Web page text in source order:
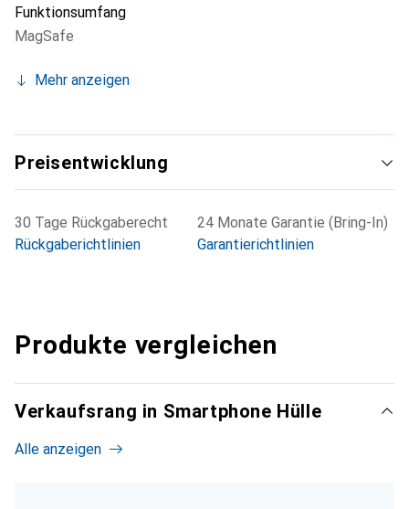
Funktionsumfang
MagSafe
Mehr anzeigen
Preisentwicklung
30 Tage Rückgaberecht
Rückgaberichtlinien
24 Monate Garantie (Bring-In)
Garantierichtlinien
Produkte vergleichen
Verkaufsrang in Smartphone Hülle
Alle anzeigen